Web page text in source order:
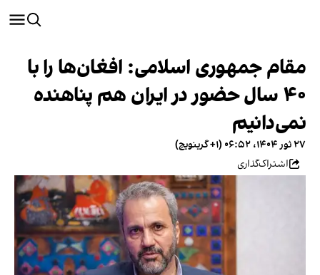
مقام جمهوری اسلامی: افغان‌‌ها را با
۴۰ سال حضور در ایران هم پناهنده
نمی‌دانیم
۲۷ ثور ۱۴۰۴، ۰۶:۵۲ (‎+۱ گرینویچ)
اشتراک‌گذاری